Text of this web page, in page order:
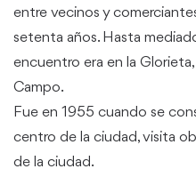
entre vecinos y
setenta años. Hasta
encuentro era en la
Campo.
Fue en 1955 cuando se
centro de la ciudad, visita
de la ciudad.